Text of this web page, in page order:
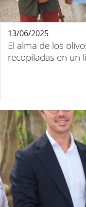
El alma de los
recopiladas en un
13/06/2025